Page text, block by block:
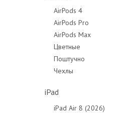
Защитные стёкла
AirPods 4
AirPods Pro
AirPods Max
Цветные
Поштучно
Чехлы
iPad
iPad Air 8 (2026)